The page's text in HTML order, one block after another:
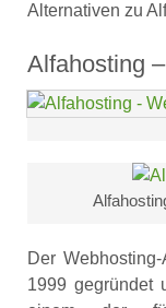
Alternativen zu
Alfahosting
Der Webhosting-
1999 gegründet